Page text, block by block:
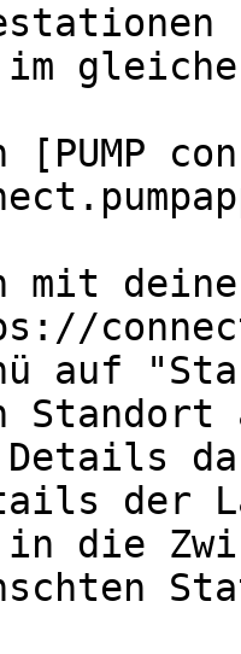
mit
auf
Details
der
in die